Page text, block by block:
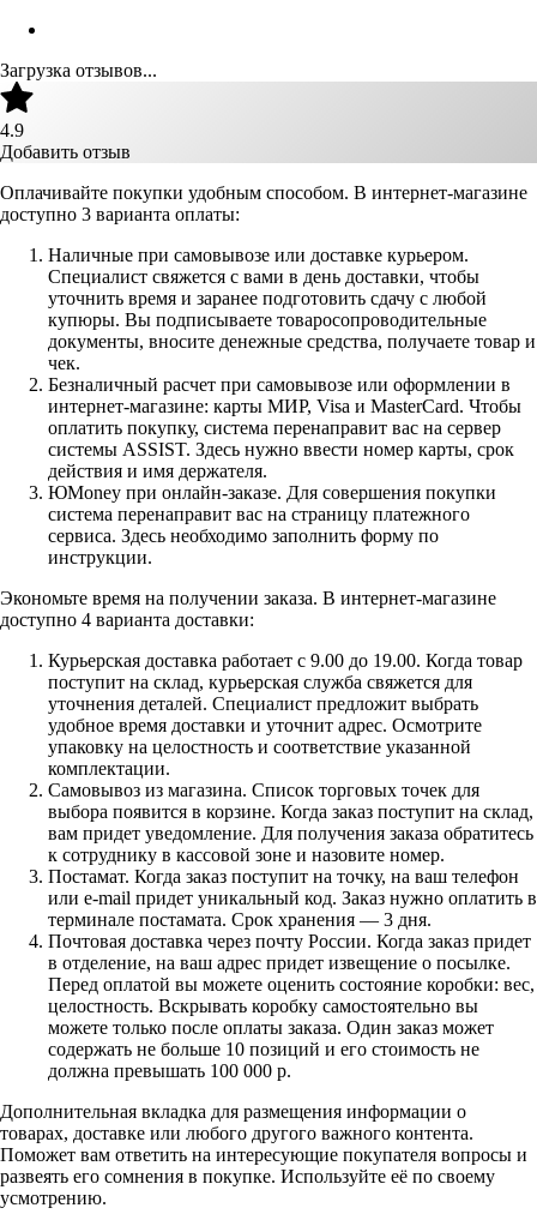
Загрузка отзывов...
4.9
Добавить отзыв
Оплачивайте покупки удобным способом. В интернет-магазине
доступно 3 варианта оплаты:
Наличные при самовывозе или доставке курьером.
Специалист свяжется с вами в день доставки, чтобы
уточнить время и заранее подготовить сдачу с любой
купюры. Вы подписываете товаросопроводительные
документы, вносите денежные средства, получаете товар и
чек.
Безналичный расчет при самовывозе или оформлении в
интернет-магазине: карты МИР, Visa и MasterCard. Чтобы
оплатить покупку, система перенаправит вас на сервер
системы ASSIST. Здесь нужно ввести номер карты, срок
действия и имя держателя.
ЮMoney при онлайн-заказе. Для совершения покупки
система перенаправит вас на страницу платежного
сервиса. Здесь необходимо заполнить форму по
инструкции.
Экономьте время на получении заказа. В интернет-магазине
доступно 4 варианта доставки:
Курьерская доставка работает с 9.00 до 19.00. Когда товар
поступит на склад, курьерская служба свяжется для
уточнения деталей. Специалист предложит выбрать
удобное время доставки и уточнит адрес. Осмотрите
упаковку на целостность и соответствие указанной
комплектации.
Самовывоз из магазина. Список торговых точек для
выбора появится в корзине. Когда заказ поступит на склад,
вам придет уведомление. Для получения заказа обратитесь
к сотруднику в кассовой зоне и назовите номер.
Постамат. Когда заказ поступит на точку, на ваш телефон
или e-mail придет уникальный код. Заказ нужно оплатить в
терминале постамата. Срок хранения — 3 дня.
Почтовая доставка через почту России. Когда заказ придет
в отделение, на ваш адрес придет извещение о посылке.
Перед оплатой вы можете оценить состояние коробки: вес,
целостность. Вскрывать коробку самостоятельно вы
можете только после оплаты заказа. Один заказ может
содержать не больше 10 позиций и его стоимость не
должна превышать 100 000 р.
Дополнительная вкладка для размещения информации о
товарах, доставке или любого другого важного контента.
Поможет вам ответить на интересующие покупателя вопросы и
развеять его сомнения в покупке. Используйте её по своему
усмотрению.